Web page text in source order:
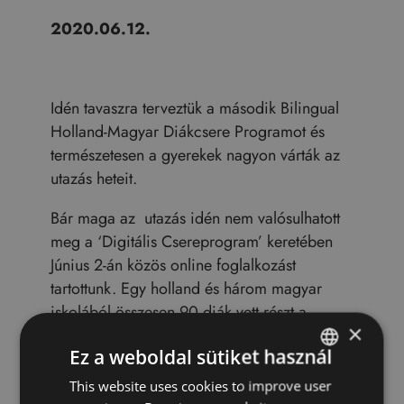
2020.06.12.
Idén tavaszra terveztük a második Bilingual
Holland-Magyar Diákcsere Programot és
természetesen a gyerekek nagyon várták az
utazás heteit.
Bár maga az utazás idén nem valósulhatott
meg a ‘Digitális Csereprogram’ keretében
Június 2-án közös online foglalkozást
tartottunk. Egy holland és három magyar
iskolából összesen 90 diák vett részt a
kultúrájának és a korlátozások alatti
élethelyzetének megismerése volt.
HUNGARIAN
×
Ez a weboldal sütiket használ
This website uses cookies to improve user